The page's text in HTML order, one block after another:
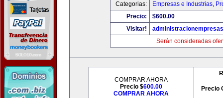
Categorias:
Empresas e Industrias,
Precio:
$600.00
Visitar!
Serán consideradas
COMPRAR AHORA
Precio $600.00
COMPRAR AHORA
Precio